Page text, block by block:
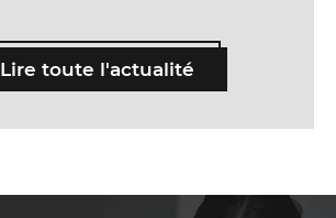
Lire toute l'actualité